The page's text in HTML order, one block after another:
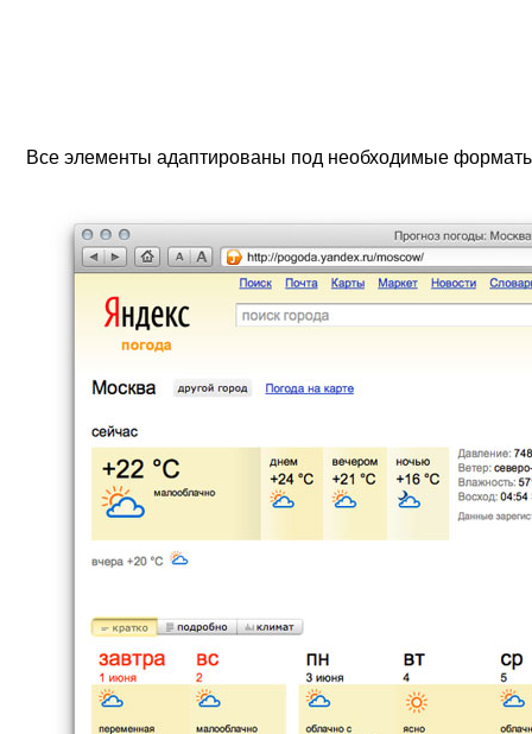
Все элементы адаптированы под необходимые